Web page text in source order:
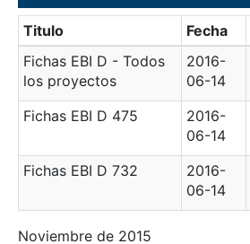
Titulo Fecha
Fichas EBI D - Todos
los proyectos
2016-
06-14
Fichas EBI D 475
2016-
06-14
Fichas EBI D 732
2016-
06-14
Noviembre de 2015